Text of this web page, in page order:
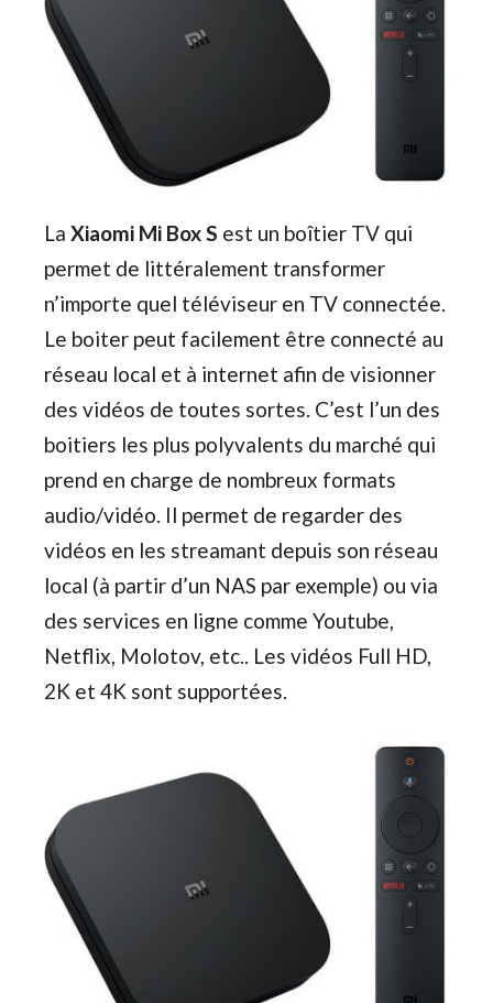
La Xiaomi Mi Box S est un boîtier TV qui
permet de littéralement transformer
n’importe quel téléviseur en TV connectée.
Le boiter peut facilement être connecté au
réseau local et à internet afin de visionner
des vidéos de toutes sortes. C’est l’un des
boitiers les plus polyvalents du marché qui
prend en charge de nombreux formats
audio/vidéo. Il permet de regarder des
vidéos en les streamant depuis son réseau
local (à partir d’un NAS par exemple) ou via
des services en ligne comme Youtube,
Netflix, Molotov, etc.. Les vidéos Full HD,
2K et 4K sont supportées.